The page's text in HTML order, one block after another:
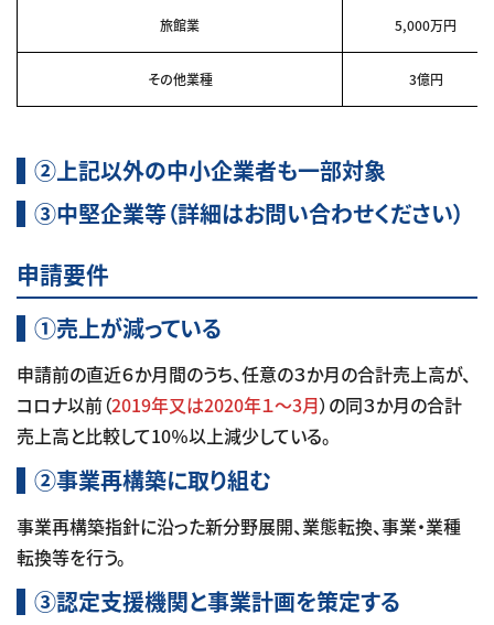
旅館業 5,000万円
その他業種 3億円
②上記以外の中小企業者も一部対象
③中堅企業等（詳細はお問い合わせください）
申請要件
①売上が減っている
申請前の直近６か月間のうち、任意の３か月の合計売上高が、
コロナ以前（2019年又は2020年１～3月）の同３か月の合計
売上高と比較して10％以上減少している。
②事業再構築に取り組む
事業再構築指針に沿った新分野展開、業態転換、事業・業種
転換等を行う。
③認定支援機関と事業計画を策定する